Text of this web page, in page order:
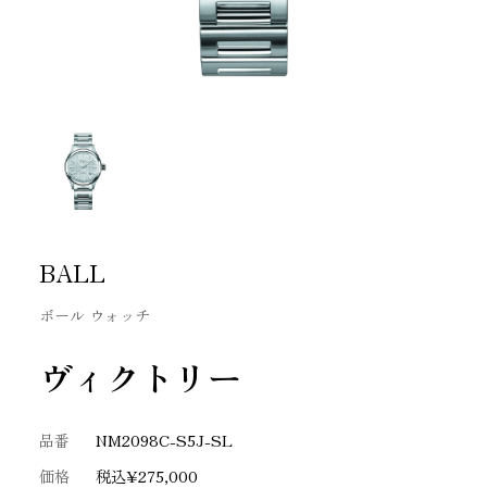
BALL
ボール ウォッチ
ヴィクトリー
品番
NM2098C-S5J-SL
価格
税込¥275,000